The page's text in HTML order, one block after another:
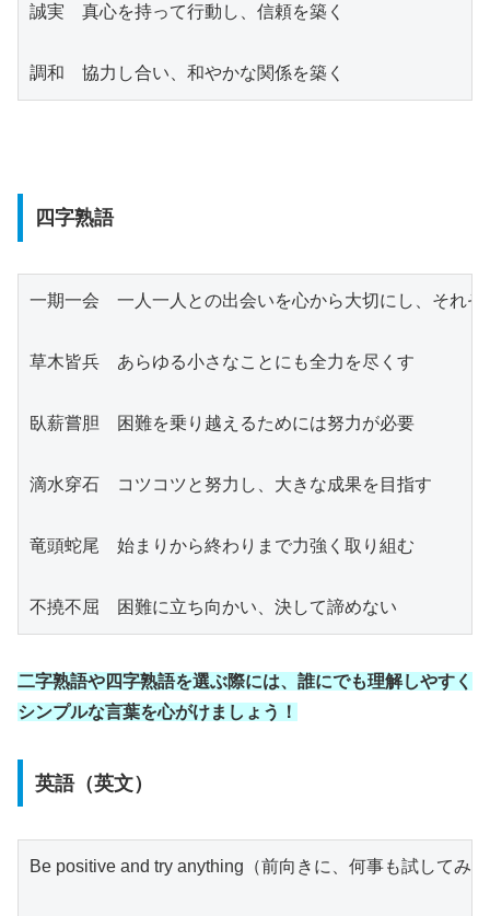
誠実　真心を持って行動し、信頼を築く
調和　協力し合い、和やかな関係を築く
四字熟語
一期一会　一人一人との出会いを心から大切にし、それ
草木皆兵　あらゆる小さなことにも全力を尽くす
臥薪嘗胆　困難を乗り越えるためには努力が必要
滴水穿石　コツコツと努力し、大きな成果を目指す
竜頭蛇尾　始まりから終わりまで力強く取り組む
不撓不屈　困難に立ち向かい、決して諦めない
二字熟語や四字熟語を選ぶ際には、誰にでも理解しやすく
シンプルな言葉を心がけましょう！
英語（英文）
Be positive and try anything（前向きに、何事も試してみ